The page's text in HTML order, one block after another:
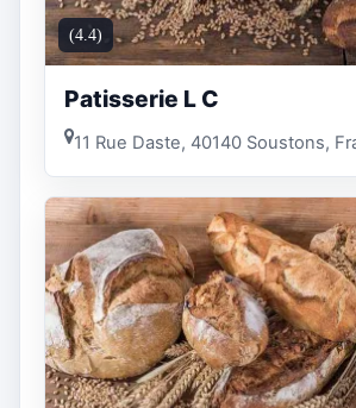
(4.4)
Patisserie L C
11 Rue Daste, 40140 Soustons,